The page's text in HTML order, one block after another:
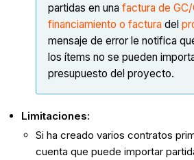
partidas en unafactura de
financiamiento o factura del
mensaje de error le notifica
los ítems no se pueden
presupuesto del proyecto.
Limitaciones:
Si ha creado varios contratos
cuenta que puede importar